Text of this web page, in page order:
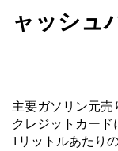
ャッシュ
主要ガソリン元売
クレジットカード
1リットルあたり